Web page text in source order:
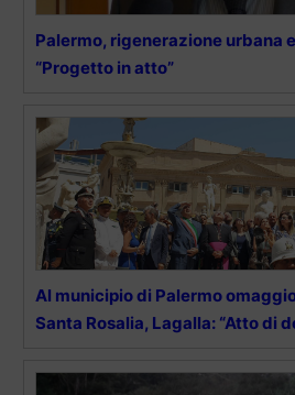
Palermo, rigenerazione urbana
“Progetto in atto”
Al municipio di Palermo
Santa Rosalia, Lagalla: “Atto di